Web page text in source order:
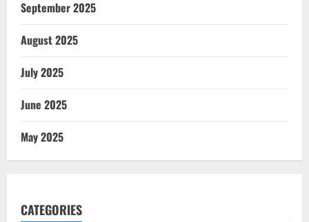
September 2025
August 2025
July 2025
June 2025
May 2025
CATEGORIES